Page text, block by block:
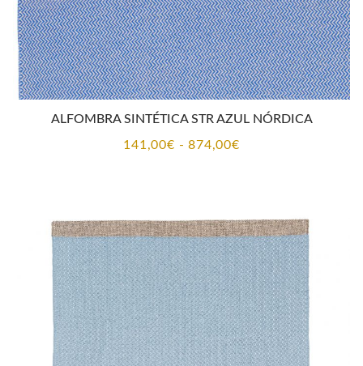
ALFOMBRA SINTÉTICA STR AZUL NÓRDICA
141,00€ - 874,00€Rango
141,00€
hasta
874,00€